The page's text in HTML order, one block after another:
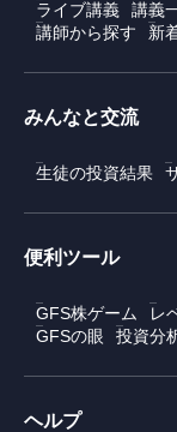
ライブ講義 講義
講師から探す
新
みんなと交流
生徒の投資結果
便利ツール
GFS株ゲーム レ
GFSの眼
投資分
ヘルプ